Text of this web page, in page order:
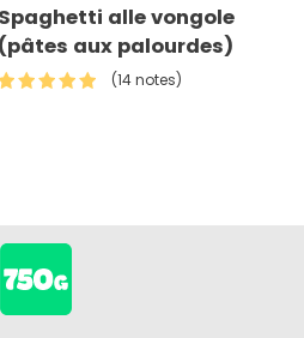
Spaghetti alle vongole
(pâtes aux palourdes)
(14 notes)